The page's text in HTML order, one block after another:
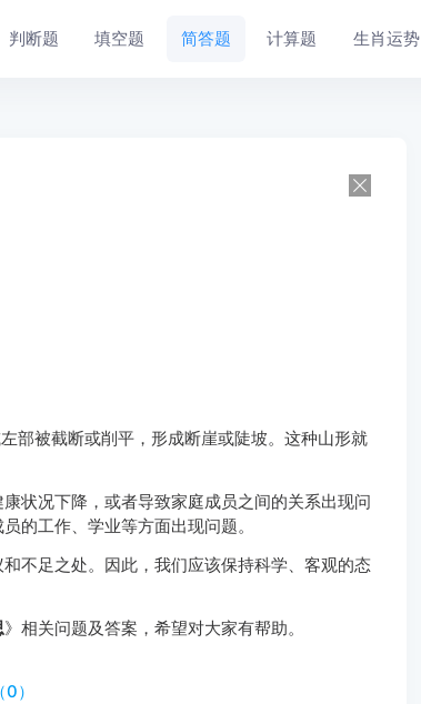
判断题 填空题 简答题 计算题 生肖运势
部被截断或削平，形成断崖或陡坡。这种山形就
状况下降，或者导致家庭成员之间的关系出现问
的工作、学业等方面出现问题。
不足之处。因此，我们应该保持科学、客观的态
》相关问题及答案，希望对大家有帮助。
0）